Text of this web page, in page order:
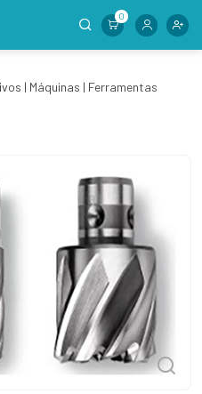
0
| Máquinas | Ferramentas